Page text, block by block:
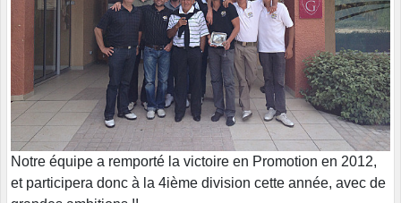
Notre équipe a remporté la victoire en Promotion en 2012,
et participera donc à la 4ième division cette année, avec de